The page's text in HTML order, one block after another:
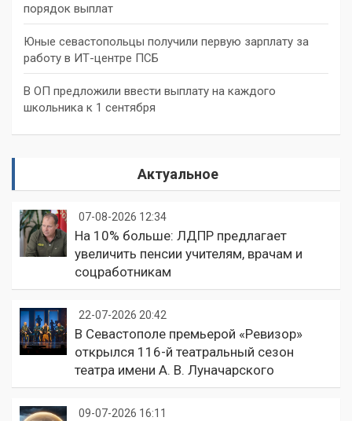
порядок выплат
Юные севастопольцы получили первую зарплату за
работу в ИТ-центре ПСБ
В ОП предложили ввести выплату на каждого
школьника к 1 сентября
Актуальное
07-08-2026 12:34
На 10% больше: ЛДПР предлагает
увеличить пенсии учителям, врачам и
соцработникам
22-07-2026 20:42
В Севастополе премьерой «Ревизор»
открылся 116-й театральный сезон
театра имени А. В. Луначарского
09-07-2026 16:11